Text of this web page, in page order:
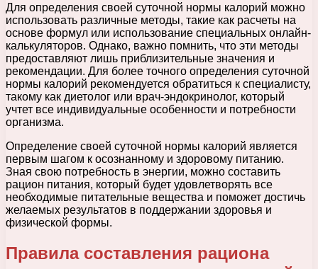
Для определения своей суточной нормы калорий можно
использовать различные методы, такие как расчеты на
основе формул или использование специальных онлайн-
калькуляторов. Однако, важно помнить, что эти методы
предоставляют лишь приблизительные значения и
рекомендации. Для более точного определения суточной
нормы калорий рекомендуется обратиться к специалисту,
такому как диетолог или врач-эндокринолог, который
учтет все индивидуальные особенности и потребности
организма.
Определение своей суточной нормы калорий является
первым шагом к осознанному и здоровому питанию.
Зная свою потребность в энергии, можно составить
рацион питания, который будет удовлетворять все
необходимые питательные вещества и поможет достичь
желаемых результатов в поддержании здоровья и
физической формы.
Правила составления рациона